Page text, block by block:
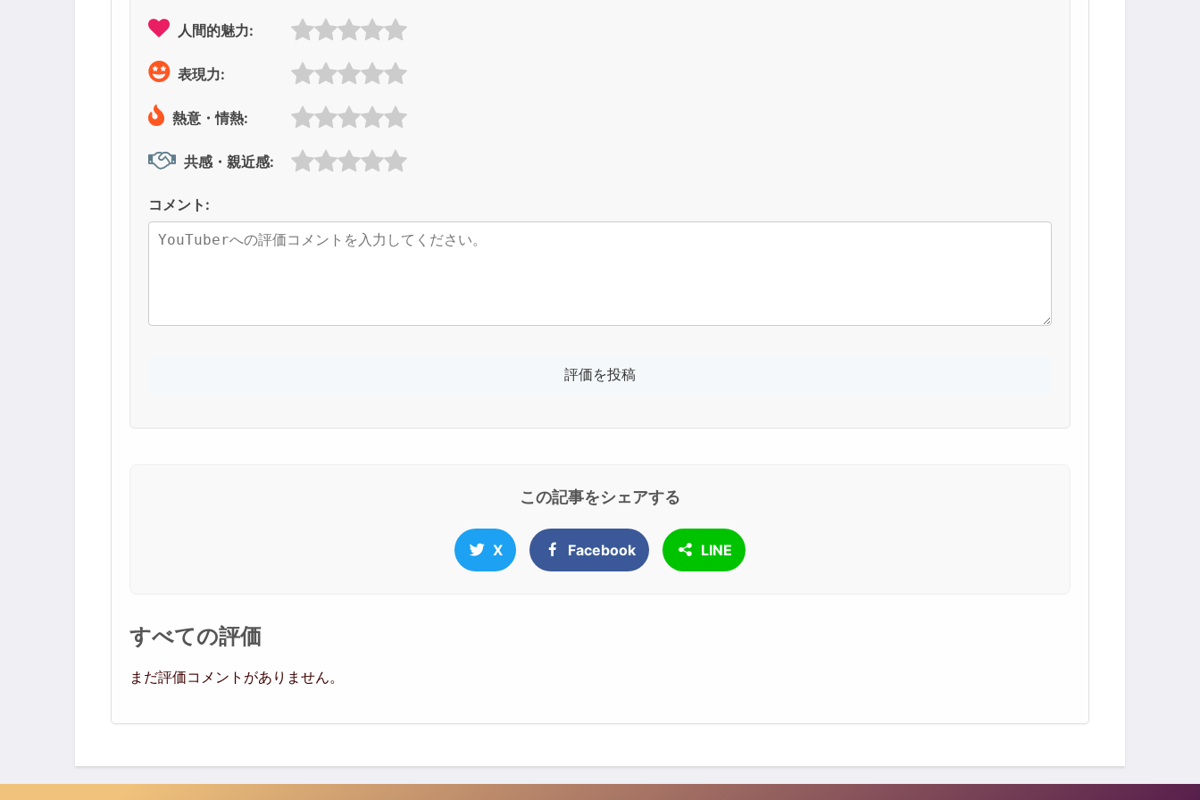
人間的魅力:
表現力:
熱意・情熱:
共感・親近感:
コメント:
この記事をシェアする
X Facebook LINE
すべての評価
まだ評価コメントがありません。